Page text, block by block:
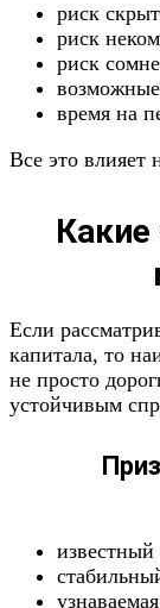
риск
риск
риск
время на
Все это влияет
Если
капитала, то
не просто
устойчивым
известный